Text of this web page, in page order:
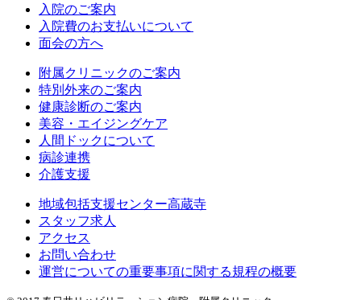
入院のご案内
入院費のお支払いについて
面会の方へ
附属クリニックのご案内
特別外来のご案内
健康診断のご案内
美容・エイジングケア
人間ドックについて
病診連携
介護支援
地域包括支援センター高蔵寺
スタッフ求人
アクセス
お問い合わせ
運営についての重要事項に関する規程の概要